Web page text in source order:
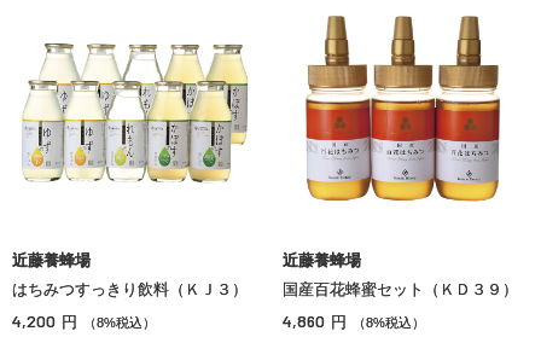
近藤養蜂場
はちみつすっきり飲料（ＫＪ３）
4,200 円 （8%税込）
近藤養蜂場
国産百花蜂蜜セット（ＫＤ３９）
4,860 円 （8%税込）